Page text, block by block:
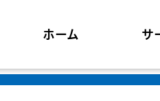
ホーム サ